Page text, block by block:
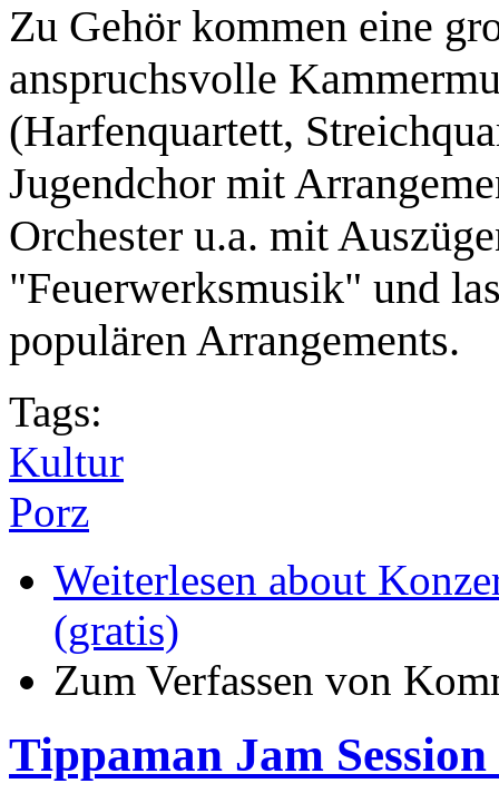
Zu Gehör kommen eine
anspruchsvolle
(Harfenquartett,
Jugendchor mit
Orchester u.a. mit
"Feuerwerksmusik" und
populären Arrangements.
Tags:
Kultur
Porz
Weiterlesen about
(gratis)
Zum Verfassen von
Tippaman Jam